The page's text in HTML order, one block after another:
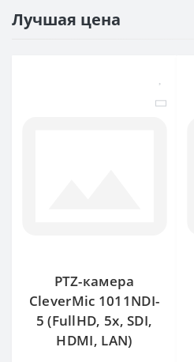
Лучшая цена
PTZ-камера
CleverMic 1011NDI-
5 (FullHD, 5x, SDI,
HDMI, LAN)